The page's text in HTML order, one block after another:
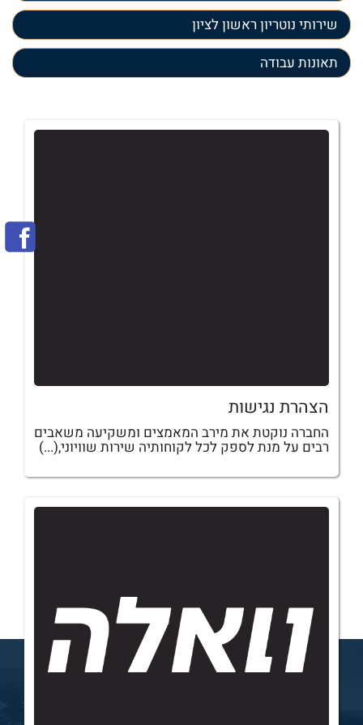
שירותי נוטריון ראשון לציון
תאונות עבודה
הצהרת נגישות
החברה נוקטת את מירב המאמצים ומשקיעה משאבים
רבים על מנת לספק לכל לקוחותיה שירות שוויוני,(...)